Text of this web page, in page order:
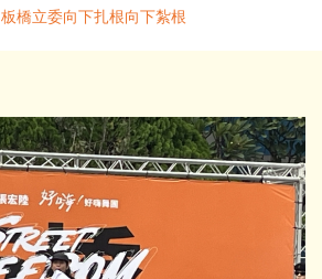
板橋立委向下扎根向下紮根